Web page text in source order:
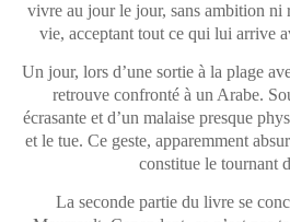
vivre au jour le jour, sans ambition ni
vie, acceptant tout ce qui lui arrive
Un jour, lors d’une sortie à la plage
retrouve confronté à un Arabe.
écrasante et d’un malaise presque
et le tue. Ce geste, apparemment
constitue le tournant
La seconde partie du livre se